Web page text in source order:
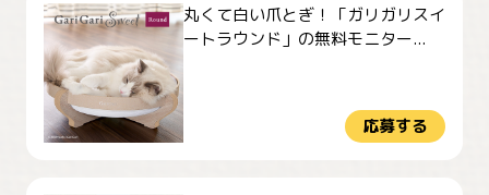
丸くて白い爪とぎ！「ガリガリスイ
ートラウンド」の無料モニター...
応募する